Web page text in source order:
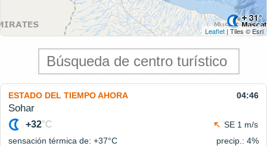
Leaflet | Tiles © Esri
ESTADO DEL TIEMPO AHORA 04:46
Sohar
+32°C
SE 1 m/s
sensación térmica de: +37°C precip.: 4%